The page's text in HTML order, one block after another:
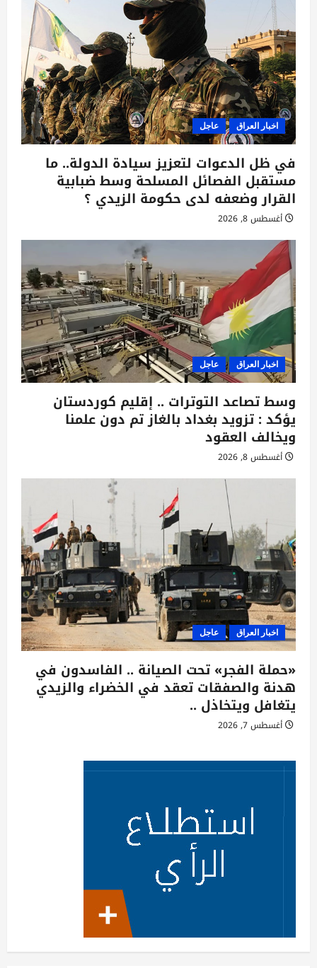
ل
ا
ت
اخبار العراق عاجل
في ظل الدعوات لتعزيز سيادة الدولة.. ما
مستقبل الفصائل المسلحة وسط ضبابية
القرار وضعفه لدى حكومة الزيدي ؟
أغسطس 8, 2026
اخبار العراق عاجل
وسط تصاعد التوترات .. إقليم كوردستان
يؤكد : تزويد بغداد بالغاز تم دون علمنا
ويخالف العقود
أغسطس 8, 2026
اخبار العراق عاجل
«حملة الفجر» تحت الصيانة .. الفاسدون في
هدنة والصفقات تعقد في الخضراء والزيدي
يتغافل ويتخاذل ..
أغسطس 7, 2026